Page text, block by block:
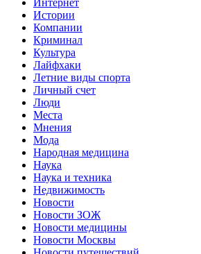
Истории
Компании
Криминал
Культура
Лайфхаки
Летние виды спорта
Личный счет
Люди
Места
Мнения
Мода
Народная медицина
Наука
Наука и техника
Недвижимость
Новости
Новости ЗОЖ
Новости медицины
Новости Москвы